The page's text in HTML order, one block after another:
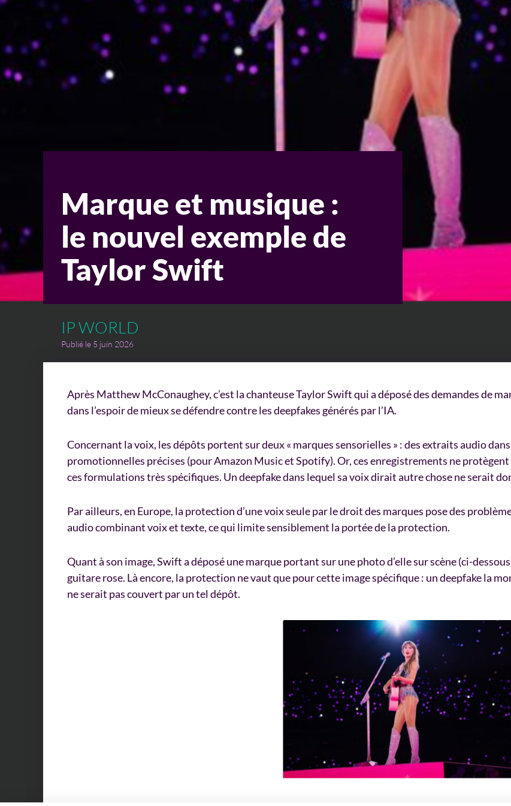
Marque et musique :
le nouvel exemple de
Taylor Swift
IP WORLD
Publié le 5 juin 2026
Après Matthew McConaughey, c’est la chanteuse Taylor Swift qui a déposé des demandes de
dans l’espoir de mieux se défendre contre les deepfakes générés par l’IA.
Concernant la voix, les dépôts portent sur deux « marques sensorielles » : des extraits audio
promotionnelles précises (pour Amazon Music et Spotify). Or, ces enregistrements ne
ces formulations très spécifiques. Un deepfake dans lequel sa voix dirait autre chose ne serait
Par ailleurs, en Europe, la protection d’une voix seule par le droit des marques pose des
audio combinant voix et texte, ce qui limite sensiblement la portée de la protection.
Quant à son image, Swift a déposé une marque portant sur une photo d’elle sur scène (ci-
guitare rose. Là encore, la protection ne vaut que pour cette image spécifique : un deepfake la
ne serait pas couvert par un tel dépôt.